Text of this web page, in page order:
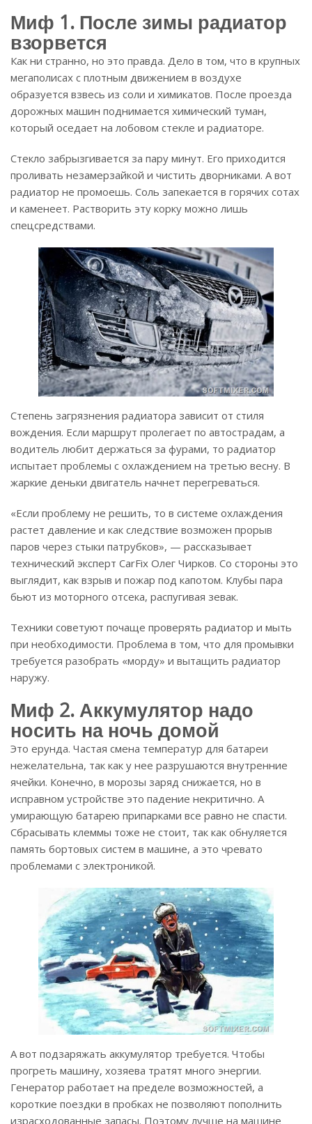
Миф 1. После зимы радиатор
взорвется
Как ни странно, но это правда. Дело в том, что в крупных
мегаполисах с плотным движением в воздухе
образуется взвесь из соли и химикатов. После проезда
дорожных машин поднимается химический туман,
который оседает на лобовом стекле и радиаторе.
Стекло забрызгивается за пару минут. Его приходится
проливать незамерзайкой и чистить дворниками. А вот
радиатор не промоешь. Соль запекается в горячих сотах
и каменеет. Растворить эту корку можно лишь
спецсредствами.
Степень загрязнения радиатора зависит от стиля
вождения. Если маршрут пролегает по автострадам, а
водитель любит держаться за фурами, то радиатор
испытает проблемы с охлаждением на третью весну. В
жаркие деньки двигатель начнет перегреваться.
«Если проблему не решить, то в системе охлаждения
растет давление и как следствие возможен прорыв
паров через стыки патрубков», — рассказывает
технический эксперт CarFix Олег Чирков. Со стороны это
выглядит, как взрыв и пожар под капотом. Клубы пара
бьют из моторного отсека, распугивая зевак.
Техники советуют почаще проверять радиатор и мыть
при необходимости. Проблема в том, что для промывки
требуется разобрать «морду» и вытащить радиатор
наружу.
Миф 2. Аккумулятор надо
носить на ночь домой
Это ерунда. Частая смена температур для батареи
нежелательна, так как у нее разрушаются внутренние
ячейки. Конечно, в морозы заряд снижается, но в
исправном устройстве это падение некритично. А
умирающую батарею припарками все равно не спасти.
Сбрасывать клеммы тоже не стоит, так как обнуляется
память бортовых систем в машине, а это чревато
проблемами с электроникой.
А вот подзаряжать аккумулятор требуется. Чтобы
прогреть машину, хозяева тратят много энергии.
Генератор работает на пределе возможностей, а
короткие поездки в пробках не позволяют пополнить
израсходованные запасы. Поэтому лучше на машине